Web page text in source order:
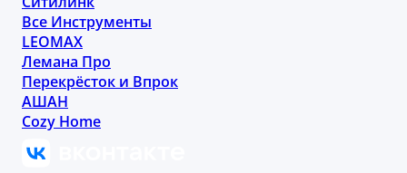
Все Инструменты
LEOMAX
Лемана Про
Перекрёсток и Впрок
АШАН
Cozy Home